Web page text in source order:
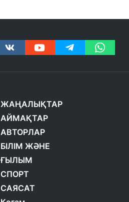
ЖАҢАЛЫҚТАР
АЙМАҚТАР
АВТОРЛАР
БІЛІМ ЖӘНЕ
ҒЫЛЫМ
СПОРТ
САЯСАТ